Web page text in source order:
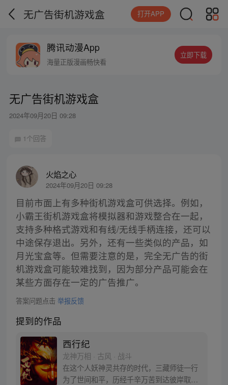
无广告街机游戏盒 打开APP
腾讯动漫App
海量正版漫画畅快看
立即下载
无广告街机游戏盒
2024年09月20日 09:28
1个回答
火焰之心
2024年09月20日 09:28
目前市面上有多种街机游戏盒可供选择。例如，
小霸王街机游戏盒将模拟器和游戏整合在一起，
支持多种格式游戏和有线/无线手柄连接，还可以
中途保存退出。另外，还有一些类似的产品，如
月光宝盒等。但需要注意的是，完全无广告的街
机游戏盒可能较难找到，因为部分产品可能会在
某些方面存在一定的广告推广。
答案问题点击 举报反馈
提到的作品
西行纪
龙神万相 · 古风 · 战斗
在这个人妖神灵共存的时代，三藏师徒一行
为了世间和平，历经千辛万苦到达彼岸取